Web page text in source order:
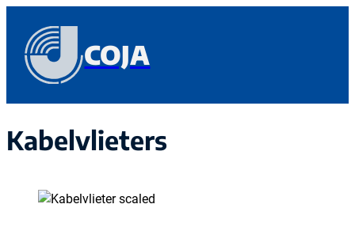
COJA
Kabelvlieters